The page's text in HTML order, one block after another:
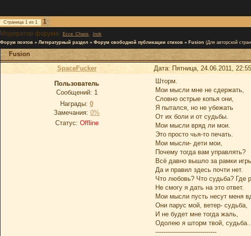
Страница 1 из 1
1
Модератор форума: Ecce_Chaos ,
Inok
Форум поэтов » Литературный раздел » Форум свободной публикации стихов » Fusion (Для авторской
Fusion
SpaceFucker
Дата: Пятница, 24.06.2011,
Пользователь
Сообщений: 1
Награды: 0
Замечания: 0%
Статус: Offline
Шторм.
Мои мысли мне не сдержать,
Словно острые копья они,
Я пытался, но не убежать
От их боли и от судьбы.
Мои мысли вряд ли мои.
Это просто чья-то печать.
Мои мысли- дети мои,
Почему тогда вам управлять?
Всё давно вышло за рамки
Да и правил здесь почти нет.
Что любовь? Что судьба? Где
Не смогу я дать на это ответ.
Мои мысли пусть несут меня
Они парус мой, ветер- судьба,
И не будет мне тогда жаль,
Одолею я шторм твой,
-------------------------------